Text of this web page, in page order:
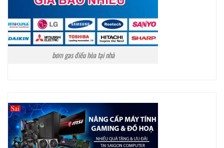
bơm gas điều hòa tại nhà